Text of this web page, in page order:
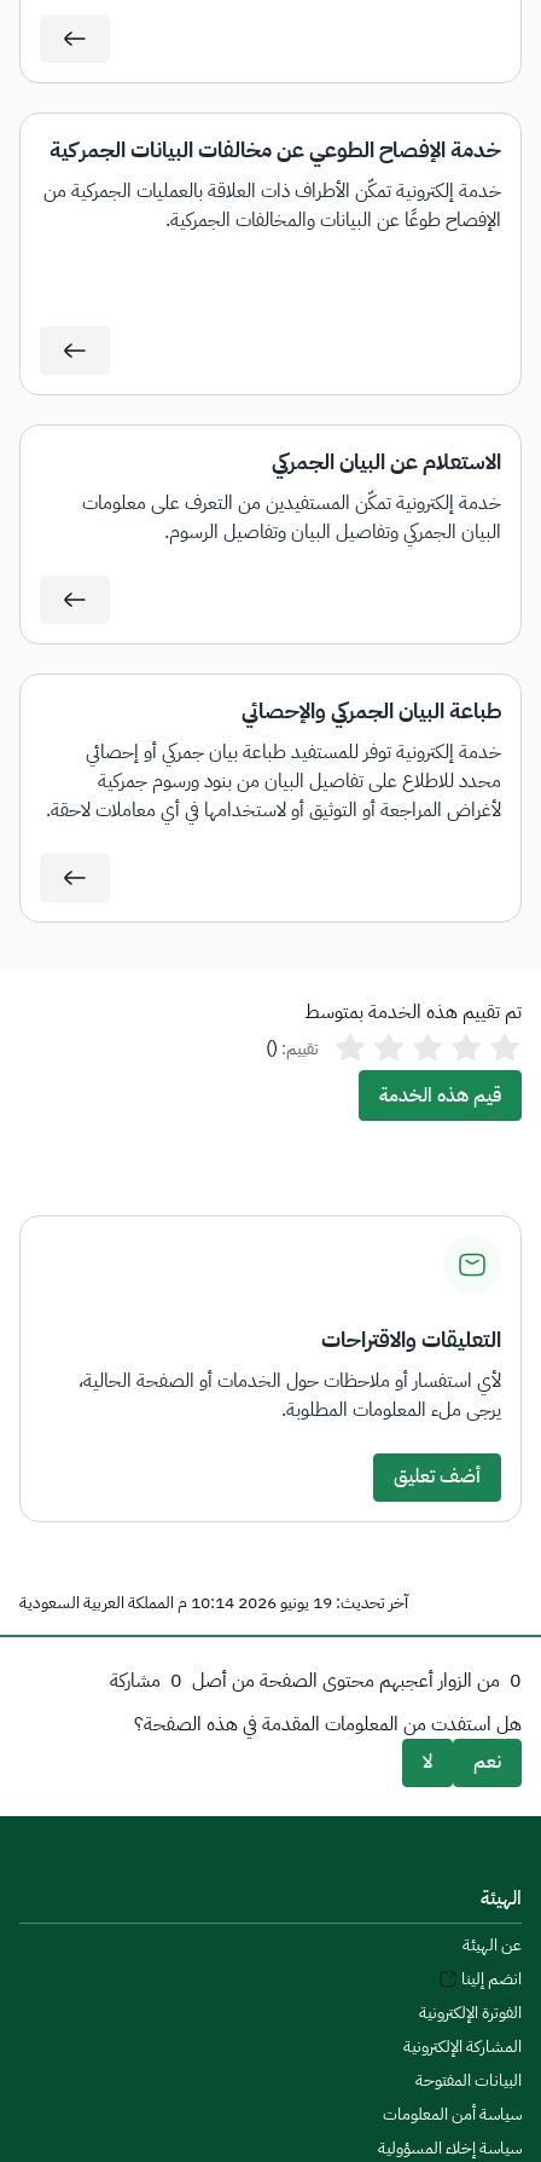
خدمة الإفصاح الطوعي عن مخالفات البيانات الجمركية
خدمة إلكترونية تمكّن الأطراف ذات العلاقة بالعمليات الجمركية من
الإفصاح طوعًا عن البيانات والمخالفات الجمركية.
الاستعلام عن البيان الجمركي
خدمة إلكترونية تمكّن المستفيدين من التعرف على معلومات
البيان الجمركي وتفاصيل البيان وتفاصيل الرسوم.
طباعة البيان الجمركي والإحصائي
خدمة إلكترونية توفر للمستفيد طباعة بيان جمركي أو إحصائي
محدد للاطلاع على تفاصيل البيان من بنود ورسوم جمركية
لأغراض المراجعة أو التوثيق أو لاستخدامها في أي معاملات لاحقة.
تم تقييم هذه الخدمة بمتوسط
تقييم: (
)
قيم هذه الخدمة
التعليقات والاقتراحات
لأي استفسار أو ملاحظات حول الخدمات أو الصفحة الحالية،
يرجى ملء المعلومات المطلوبة.
أضف تعليق
آخر تحديث: 19 يونيو 2026 10:14 م المملكة العربية السعودية
0 من الزوار أعجبهم محتوى الصفحة من أصل 0 مشاركة
هل استفدت من المعلومات المقدمة في هذه الصفحة؟
نعم
لا
الهيئة
عن الهيئة
انضم إلينا
الفوترة الإلكترونية
المشاركة الإلكترونية
البيانات المفتوحة
سياسة أمن المعلومات
سياسة إخلاء المسؤولية